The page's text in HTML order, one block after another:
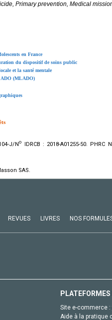
Primary prevention, Medical
en France
du dispositif de soins public
et la santé mentale
ADO (MLADO)
J/No
IDRCB : 2018-A01255-50.
SAS.
REVUES LIVRES NOS
Site e-commerce :
Aide à la pratique